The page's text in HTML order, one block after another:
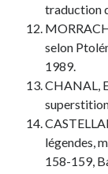
traduction
selon
1989.
CHANAL,
légendes,
158-159,